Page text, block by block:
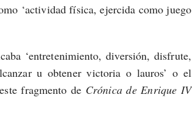
‘actividad física, ejercida como juego
‘entretenimiento, diversión, disfrute,
u obtener victoria o lauros’ o el
fragmento de Crónica de Enrique IV